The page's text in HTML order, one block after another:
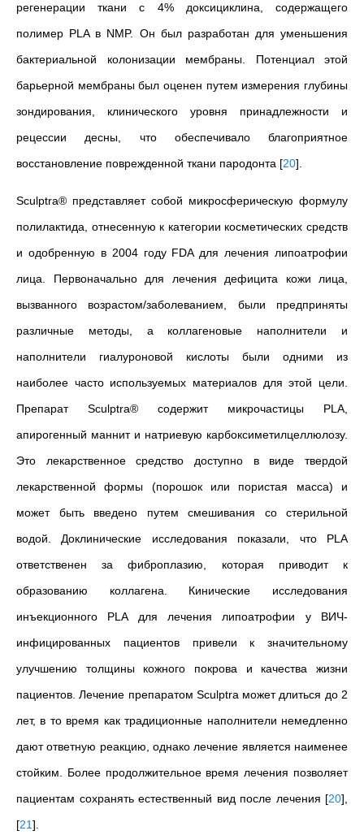
регенерации ткани с 4% доксициклина, содержащего
полимер PLA в NMP. Он был разработан для уменьшения
бактериальной колонизации мембраны. Потенциал этой
барьерной мембраны был оценен путем измерения глубины
зондирования , клинического уровня принадлежности и
рецессии десны, что обеспечивало благоприятное
восстановление поврежденной ткани пародонта [20]
Sculptra® представляет собой микросферическую формулу
полилактида, отнесенную к категории косметических средств
и одобренную в 2004 году FDA для лечения липоатрофии
лица. Первоначально для лечения дефицита кожи лица,
вызванного возрастом/заболеванием, были предприняты
различные методы, а коллагеновые наполнители и
наполнители гиалуроновой кислоты были одними из
наиболее часто используемых материалов для этой цели.
Препарат Sculptra® содержит микрочастицы PLA,
апирогенный маннит и натриевую карбоксиметилцеллюлозу.
Это лекарственное средство доступно в виде твердой
лекарственной формы (порошок или пористая масса) и
может быть введено путем смешивания со стерильной
водой. Доклинические исследования показали, что PLA
ответственен за фиброплазию, которая приводит к
образованию коллагена. Кинические исследования
инъекционного PLA для лечения липоатрофии у ВИЧ-
инфицированных пациентов привели к значительному
улучшению толщины кожного покрова и качества жизни
пациентов. Лечение препаратом Sculptra может длиться до 2
лет, в то время как традиционные наполнители немедленно
дают ответную реакцию, однако лечение является наименее
стойким. Более продолжительное время лечения позволяет
пациентам сохранять естественный вид после лечения [20]
[21]